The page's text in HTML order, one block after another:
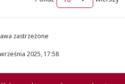
zastrzeżone
2025, 17:58